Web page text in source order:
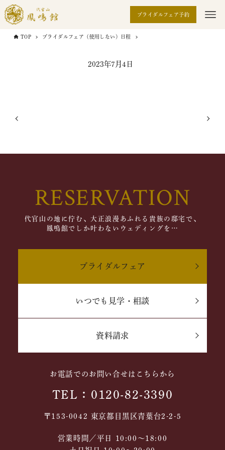
ブライダルフェア予約
TOP ブライダルフェア（使用しない）日程
2023年7月4日
RESERVATION
代官山の地に佇む、大正浪漫あふれる貴族の邸宅で、
鳳鳴館でしか叶わないウェディングを…
ブライダルフェア
いつでも見学・相談
資料請求
お電話でのお問い合せはこちらから
TEL：0120-82-3390
〒153-0042 東京都目黒区青葉台2-2-5
営業時間／平日 10:00～18:00